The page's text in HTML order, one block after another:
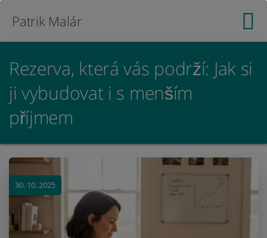
Patrik Malár
Rezerva, která vás podrží: Jak si
ji vybudovat i s menším
příjmem
30. 10. 2025